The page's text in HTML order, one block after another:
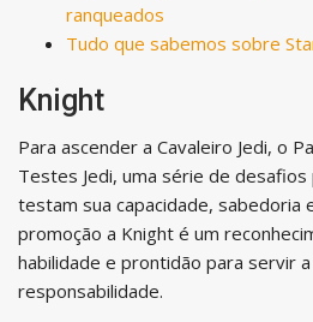
ranqueados
Tudo que sabemos sobre
Knight
Para ascender a Cavaleiro Jedi, o
Testes Jedi, uma série de
testam sua capacidade, sabedoria
promoção a Knight é um
habilidade e prontidão para servir
responsabilidade.